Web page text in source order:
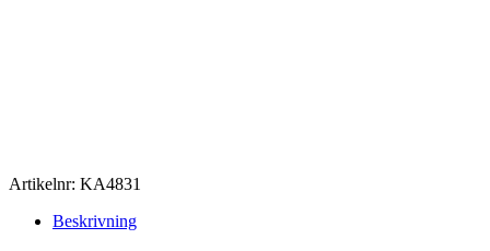
Artikelnr: KA4831
Beskrivning